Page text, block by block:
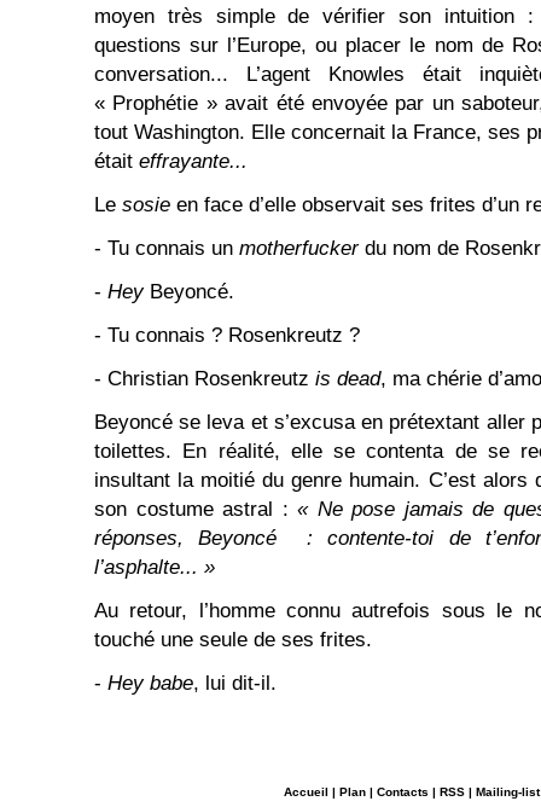
moyen très simple de vérifier son intuition
questions sur l’Europe, ou placer le nom de
conversation... L’agent Knowles était
« Prophétie » avait été envoyée par un
tout Washington. Elle concernait la France, ses
était effrayante...
Le sosie en face d’elle observait ses frites d’un
- Tu connais un motherfuckerdu nom de
- HeyBeyoncé.
- Tu connais ? Rosenkreutz ?
- Christian Rosenkreutz is dead, ma chérie
Beyoncé se leva et s’excusa en prétextant aller
toilettes. En réalité, elle se contenta de se
insultant la moitié du genre humain. C’est alors
son costume astral :« Ne pose jamais de
réponses, Beyoncé : contente-toi de
l’asphalte... »
Au retour, l’homme connu autrefois sous le
touché une seule de ses frites.
- Hey babe, lui dit-il.
Accueil | Plan | Contacts | RSS | Mailing-list